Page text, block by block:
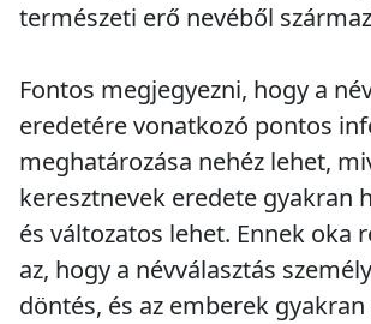
természeti erő nevéből
Fontos megjegyezni, hogy a
eredetére vonatkozó pontos
meghatározása nehéz lehet,
keresztnevek eredete gyakran
és változatos lehet. Ennek oka
az, hogy a névválasztás
döntés, és az emberek